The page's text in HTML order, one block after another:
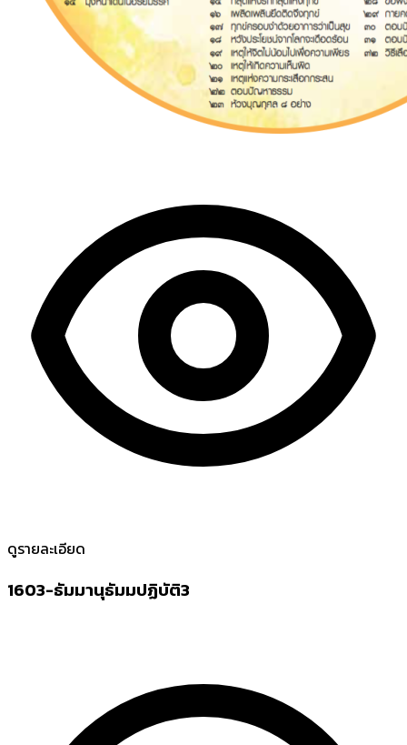
ดูรายละเอียด
1603-ธัมมานุธัมมปฏิบัติ3